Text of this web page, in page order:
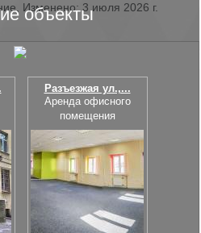
объекты
Разъезжая ул.,...
Аренда офисного
помещения
Изменено: 3 июля 2026 г.